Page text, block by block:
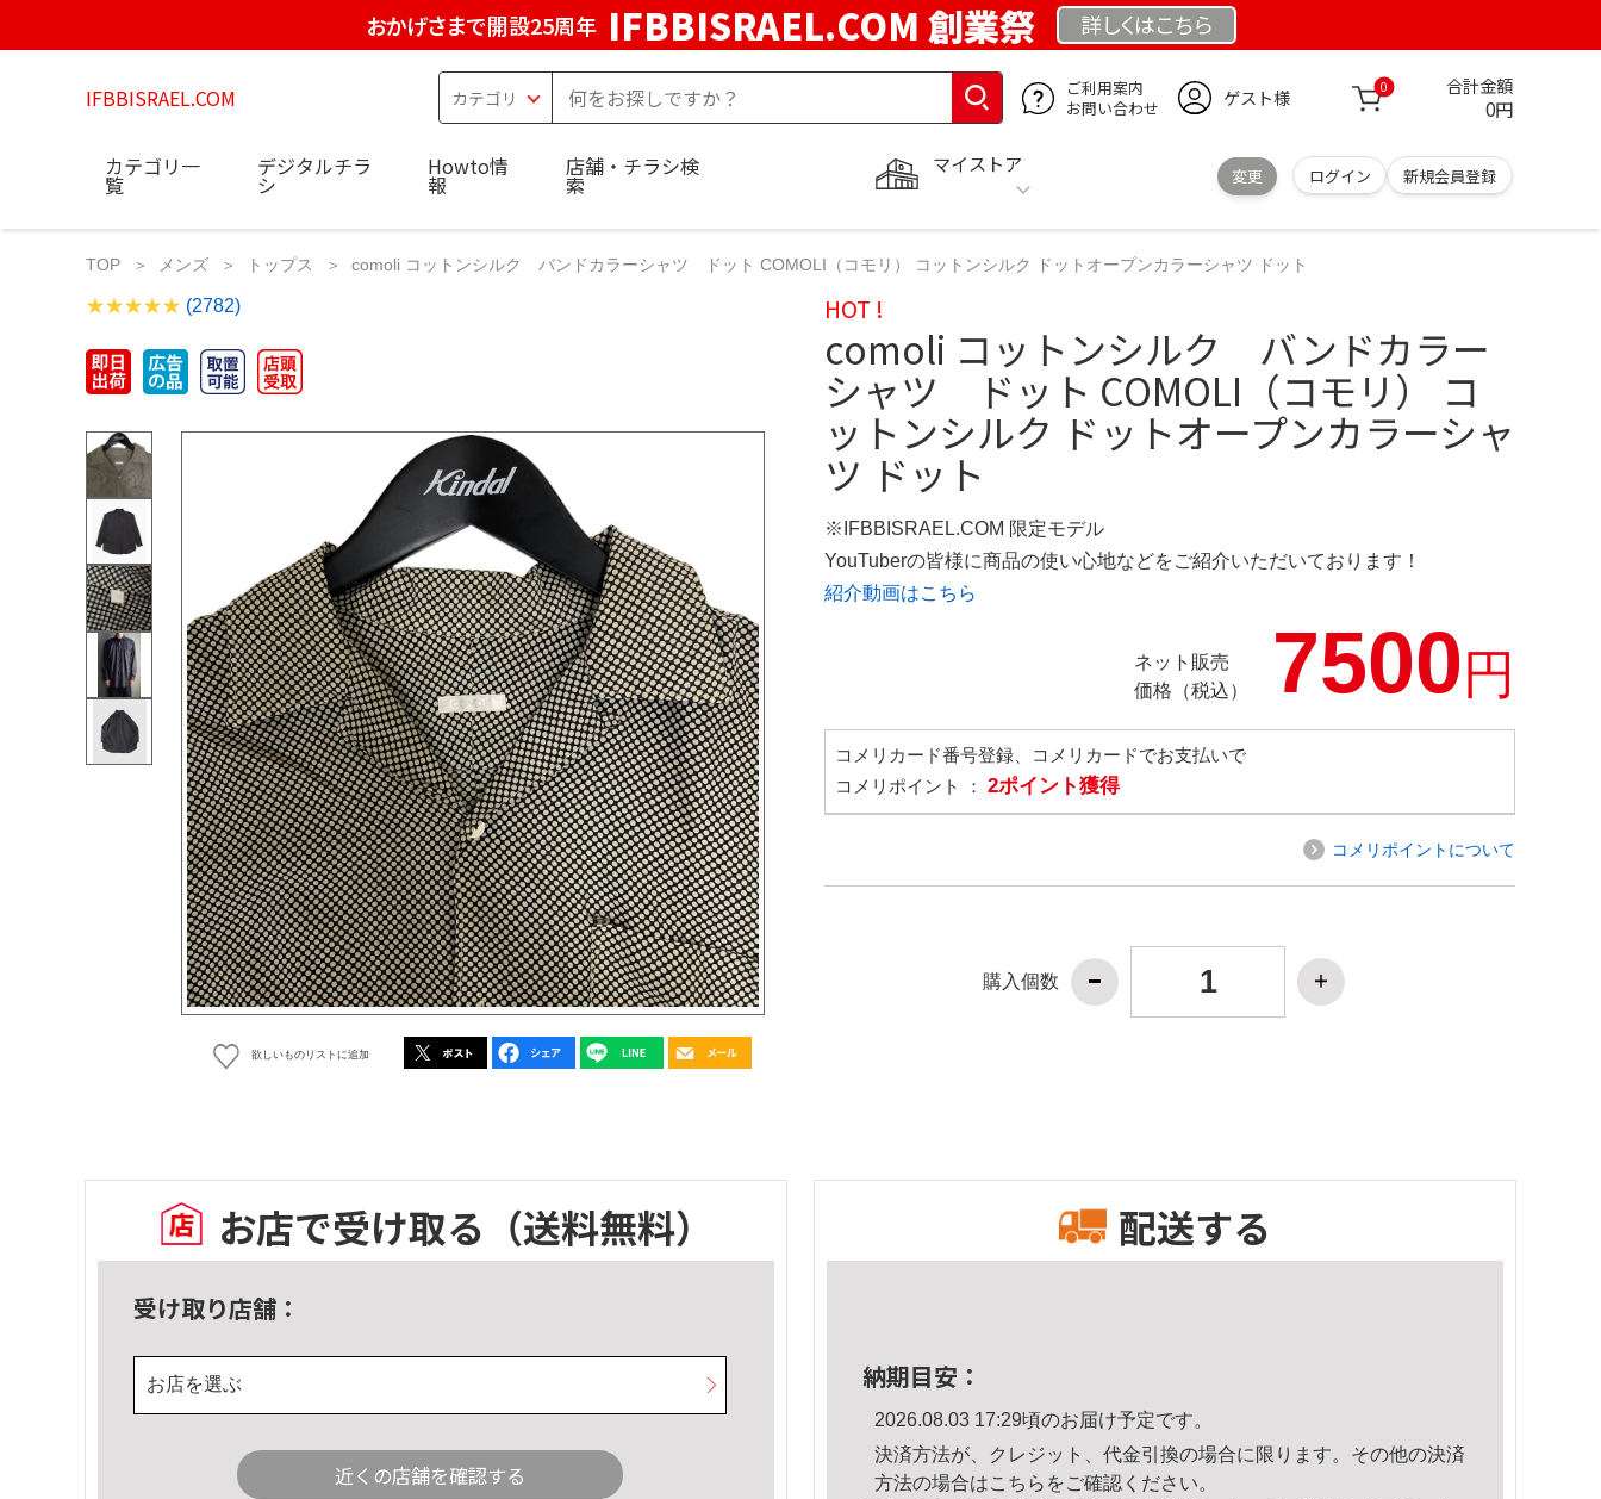
おかげさまで開設25周年 IFBBISRAEL.COM 創業祭 詳しくはこちら
IFBBISRAEL.COM
ご利用案内
お問い合わせ
ゲスト様 0 合計金額
0円
マイストア
変更 ログイン 新規会員登録
カテゴリ一
覧
デジタルチラ
シ
Howto情
報
店舗・チラシ検
索
TOP メンズ トップス comoli コットンシルク バンドカラーシャツ ドット COMOLI（コモリ） コットンシルク ドットオープンカラーシャツ ドット
(2782)
欲しいものリストに追加
HOT !
comoli コットンシルク バンドカラー
シャツ ドット COMOLI（コモリ） コ
ットンシルク ドットオープンカラーシャ
ツ ドット
※IFBBISRAEL.COM 限定モデル
YouTuberの皆様に商品の使い心地などをご紹介いただいております！
紹介動画はこちら
ネット販売
価格（税込）
7500円
コメリカード番号登録、コメリカードでお支払いで
コメリポイント ： 2ポイント獲得
コメリポイントについて
購入個数
お店で受け取る （送料無料）
受け取り店舗：
お店を選ぶ
近くの店舗を確認する
配送する
納期目安：
2026.08.03 17:29頃のお届け予定です。
決済方法が、クレジット、代金引換の場合に限ります。その他の決済
方法の場合はこちら をご確認ください。